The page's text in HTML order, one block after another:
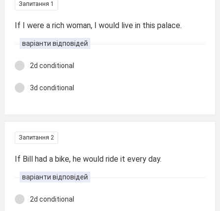
Запитання 1
If I were a rich woman, I would live in this palace.
варіанти відповідей
2d conditional
3d conditional
Запитання 2
If Bill had a bike, he would ride it every day.
варіанти відповідей
2d conditional